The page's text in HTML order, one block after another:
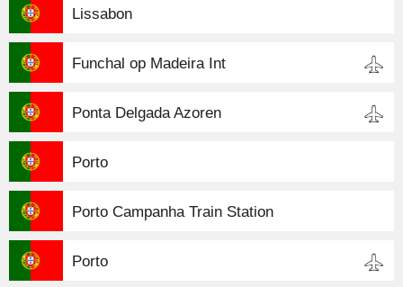
Lissabon
Funchal op Madeira Int
Ponta Delgada Azoren
Porto
Porto Campanha Train Station
Porto